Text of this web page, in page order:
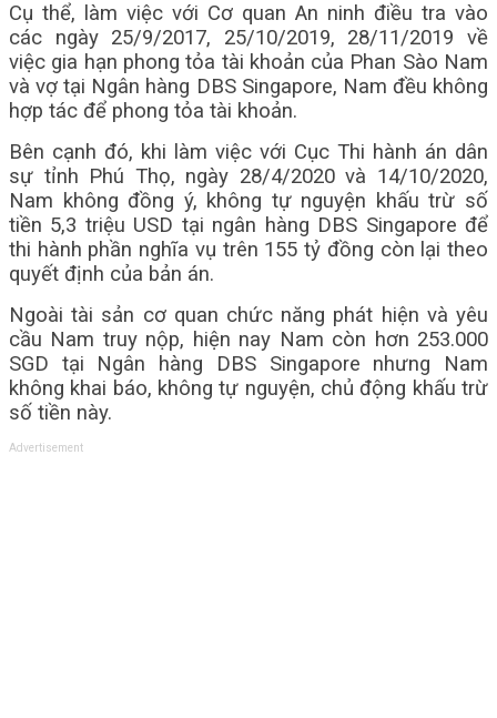
Cụ thể, làm việc với Cơ quan An ninh điều tra vào
các ngày 25/9/2017, 25/10/2019, 28/11/2019 về
việc gia hạn phong tỏa tài khoản của Phan Sào Nam
và vợ tại Ngân hàng DBS Singapore, Nam đều không
hợp tác để phong tỏa tài khoản.
Bên cạnh đó, khi làm việc với Cục Thi hành án dân
sự tỉnh Phú Thọ, ngày 28/4/2020 và 14/10/2020,
Nam không đồng ý, không tự nguyện khấu trừ số
tiền 5,3 triệu USD tại ngân hàng DBS Singapore để
thi hành phần nghĩa vụ trên 155 tỷ đồng còn lại theo
quyết định của bản án.
Ngoài tài sản cơ quan chức năng phát hiện và yêu
cầu Nam truy nộp, hiện nay Nam còn hơn 253.000
SGD tại Ngân hàng DBS Singapore nhưng Nam
không khai báo, không tự nguyện, chủ động khấu trừ
số tiền này.
Advertisement